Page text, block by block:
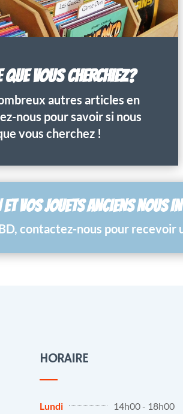
QUE VOUS CHERCHIEZ?
autres articles en
nous pour savoir si nous
vous cherchez !
VOS JOUETS ANCIENS NOUS
contactez-nous pour recevoir
HORAIRE
Lundi 14h00 - 18h00